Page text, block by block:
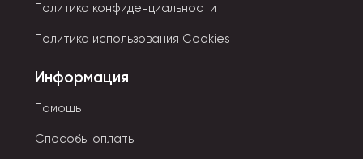
Политика конфиденциальности
Политика использования Cookies
Информация
Помощь
Способы оплаты